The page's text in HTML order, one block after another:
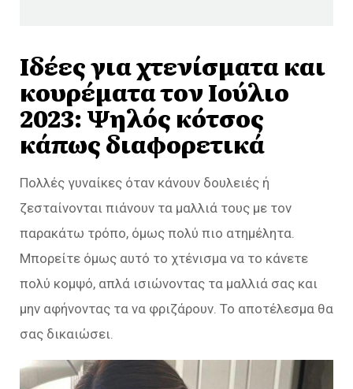
Ιδέες για χτενίσματα και
κουρέματα τον Ιούλιο
2023: Ψηλός κότσος
κάπως διαφορετικά
Πολλές γυναίκες όταν κάνουν δουλειές ή
ζεσταίνονται πιάνουν τα μαλλιά τους με τον
παρακάτω τρόπο, όμως πολύ πιο ατημέλητα.
Μπορείτε όμως αυτό το χτένισμα να το κάνετε
πολύ κομψό, απλά ισιώνοντας τα μαλλιά σας και
μην αφήνοντας τα να φριζάρουν. Το αποτέλεσμα θα
σας δικαιώσει.